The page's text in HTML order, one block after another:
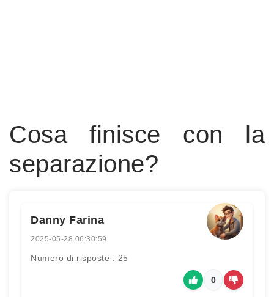
Cosa finisce con la
separazione?
Danny Farina
2025-05-28 06:30:59
Numero di risposte : 25
0